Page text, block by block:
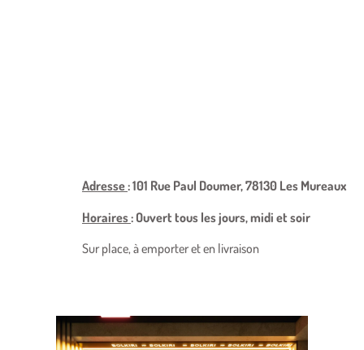
Adresse:101 Rue Paul Doumer, 78130 Les Mureaux
Horaires: Ouvert tous les jours, midi et soir
Sur place, à emporter et en livraison